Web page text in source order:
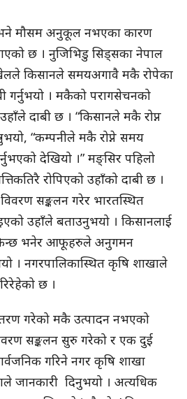
मौसम अनुकूल नभएका कारण
छ । नुजिभिडु सिड्सका नेपाल
किसानले समयअगावै मकै रोपेका
गर्नुभयो । मकैको परागसेचनको
दाबी छ । “किसानले मकै रोप्न
“कम्पनीले मकै रोप्ने समय
देखियो ।” मङ्सिर पहिलो
रोपिएको उहाँको दाबी छ ।
सङ्कलन गरेर भारतस्थित
उहाँले बताउनुभयो । किसानलाई
भनेर आफूहरुले अनुगमन
। नगरपालिकास्थित कृषि शाखाले
छ ।
गरेको मकै उत्पादन नभएको
सङ्कलन सुरु गरेको र एक दुई
गरिने नगर कृषि शाखा
जानकारी दिनुभयो । अत्यधिक